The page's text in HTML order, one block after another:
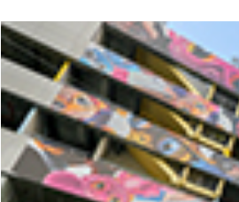
林珮萱 加入追蹤